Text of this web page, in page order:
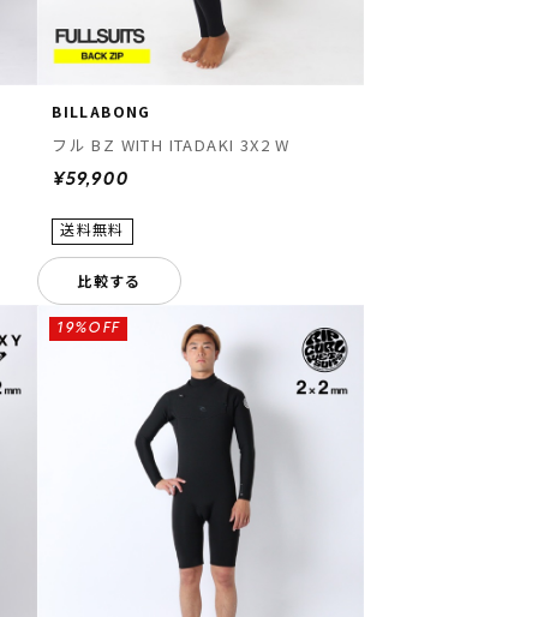
BILLABONG
フル BZ WITH ITADAKI 3X2 W
¥59,900
比較する
19%OFF